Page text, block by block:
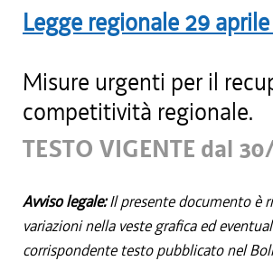
Legge regionale 29
Misure urgenti per il
competitività regionale.
TESTO VIGENTE dal
Avviso legale:Il presente documento è
variazioni nella veste grafica ed
corrispondente testo pubblicato nel